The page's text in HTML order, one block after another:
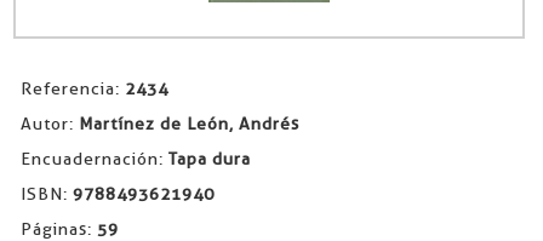
Referencia: 2434
Autor: Martínez de León, Andrés
Encuadernación: Tapa dura
ISBN: 9788493621940
Páginas: 59